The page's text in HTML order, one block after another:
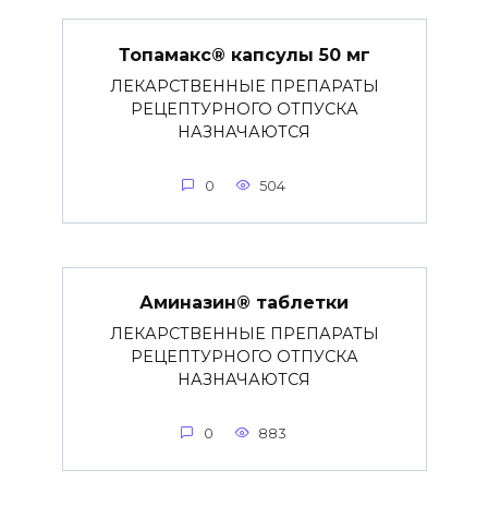
Топамакс® капсулы 50 мг
ЛЕКАРСТВЕННЫЕ ПРЕПАРАТЫ
РЕЦЕПТУРНОГО ОТПУСКА
НАЗНАЧАЮТСЯ
0 504
Аминазин® таблетки
ЛЕКАРСТВЕННЫЕ ПРЕПАРАТЫ
РЕЦЕПТУРНОГО ОТПУСКА
НАЗНАЧАЮТСЯ
0 883